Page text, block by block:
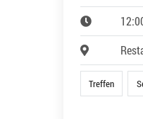
Treffen